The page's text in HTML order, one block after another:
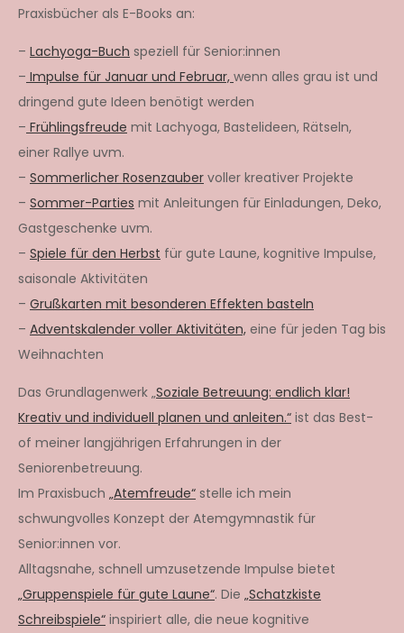
Praxisbücher als E-Books an:
– Lachyoga-Buch speziell für Senior:innen
– Impulse für Januar und Februar, wenn alles grau ist und
dringend gute Ideen benötigt werden
– Frühlingsfreude mit Lachyoga, Bastelideen, Rätseln,
einer Rallye uvm.
– Sommerlicher Rosenzauber voller kreativer Projekte
– Sommer-Parties mit Anleitungen für Einladungen, Deko,
Gastgeschenke uvm.
– Spiele für den Herbst für gute Laune, kognitive Impulse,
saisonale Aktivitäten
– Grußkarten mit besonderen Effekten basteln
– Adventskalender voller Aktivitäten, eine für jeden Tag bis
Weihnachten
Das Grundlagenwerk „Soziale Betreuung: endlich klar!
Kreativ und individuell planen und anleiten.“ ist das Best-
of meiner langjährigen Erfahrungen in der
Seniorenbetreuung.
Im Praxisbuch „Atemfreude“ stelle ich mein
schwungvolles Konzept der Atemgymnastik für
Senior:innen vor.
Alltagsnahe, schnell umzusetzende Impulse bietet
„Gruppenspiele für gute Laune“. Die „Schatzkiste
Schreibspiele“ inspiriert alle, die neue kognitive